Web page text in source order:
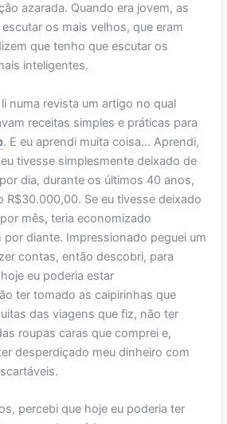
azarada. Quando era jovem, as
os mais velhos, que eram
que tenho que escutar os
inteligentes.
numa revista um artigo no qual
receitas simples e práticas para
. E eu aprendi muita coisa… Aprendi,
tivesse simplesmente deixado de
dia, durante os últimos 40 anos,
R$30.000,00. Se eu tivesse deixado
mês, teria economizado
por diante. Impressionado peguei um
contas, então descobri, para
eu poderia estar
ter tomado as caipirinhas que
das viagens que fiz, não ter
roupas caras que comprei e,
desperdiçado meu dinheiro com
percebi que hoje eu poderia ter